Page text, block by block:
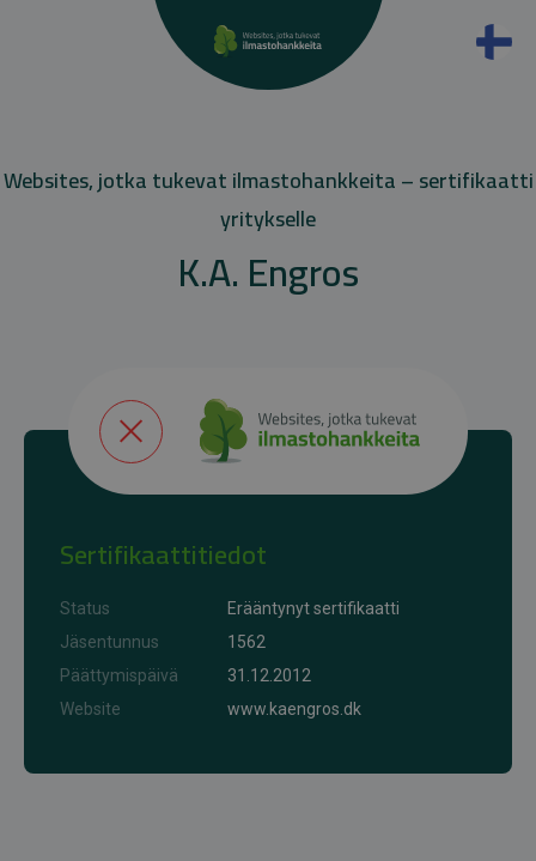
Websites, jotka tukevat ilmastohankkeita – sertifikaatti
yritykselle
K.A. Engros
Sertifikaattitiedot
Status
Erääntynyt sertifikaatti
Jäsentunnus
1562
Päättymispäivä
31.12.2012
Website
www.kaengros.dk